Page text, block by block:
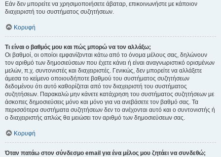
Εάν δεν μπορείτε να χρησιμοποιήσετε άβαταρ, επικοινωνήστε με κάποιον
διαχειριστή του συστήματος συζητήσεων.
Κορυφή
Τι είναι ο βαθμός μου και πώς μπορώ να τον αλλάξω;
Οι βαθμοί, οι οποίοι εμφανίζονται κάτω από το όνομα μέλους σας, δηλώνουν
τον αριθμό των δημοσιεύσεων που έχετε κάνει ή είναι αναγνωριστικό ορισμένων
μελών, π.χ. συντονιστές και διαχειριστές. Γενικώς, δεν μπορείτε να αλλάξετε
άμεσα το κείμενο οποιουδήποτε βαθμού του συστήματος συζητήσεων
δεδομένου ότι αυτό καθορίζεται από τον διαχειριστή του συστήματος
συζητήσεων. Παρακαλώ μην κάνετε κατάχρηση του συστήματος συζητήσεων με
άσκοπες δημοσιεύσεις μόνο και μόνο για να ανεβάσετε τον βαθμό σας. Τα
περισσότερα συστήματα συζητήσεων δεν το ανέχονται αυτό και ο συντονιστής ή
ο διαχειριστής απλώς θα μειώσει τον αριθμό των δημοσιεύσεων σας.
Κορυφή
Όταν πατάω στον σύνδεσμο email για ένα μέλος μου ζητάει να συνδεθώ;